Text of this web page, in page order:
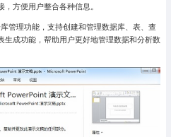
方便用户整合各种信息。
管理功能，支持创建和管理数据库、表、查
生成功能，帮助用户更好地管理数据和分析数